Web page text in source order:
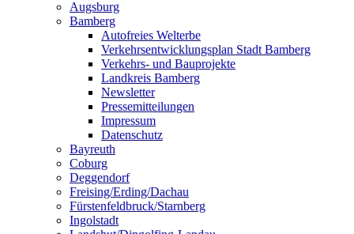
Augsburg
Bamberg
Autofreies Welterbe
Verkehrsentwicklungsplan Stadt Bamberg
Verkehrs- und Bauprojekte
Landkreis Bamberg
Newsletter
Pressemitteilungen
Impressum
Datenschutz
Bayreuth
Coburg
Deggendorf
Freising/Erding/Dachau
Fürstenfeldbruck/Starnberg
Ingolstadt